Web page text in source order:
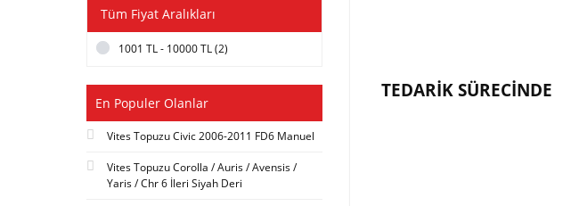
Tüm Fiyat Aralıkları
1001 TL - 10000 TL (2)
En Populer Olanlar
Vites Topuzu Civic 2006-2011 FD6 Manuel
Vites Topuzu Corolla / Auris / Avensis /
Yaris / Chr 6 İleri Siyah Deri
TEDARİK SÜRECİNDE